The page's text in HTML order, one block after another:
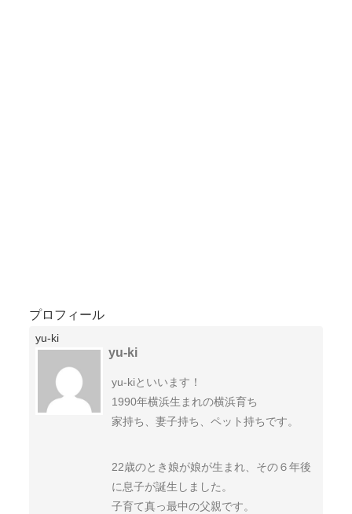
プロフィール
yu-ki
yu-ki
yu-kiといいます！
1990年横浜生まれの横浜育ち
家持ち、妻子持ち、ペット持ちです。
22歳のとき娘が娘が生まれ、その６年後
に息子が誕生しました。
子育て真っ最中の父親です。